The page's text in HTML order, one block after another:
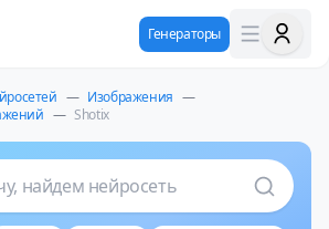
Генераторы
— Изображения —
— Shotix
найдем нейросеть